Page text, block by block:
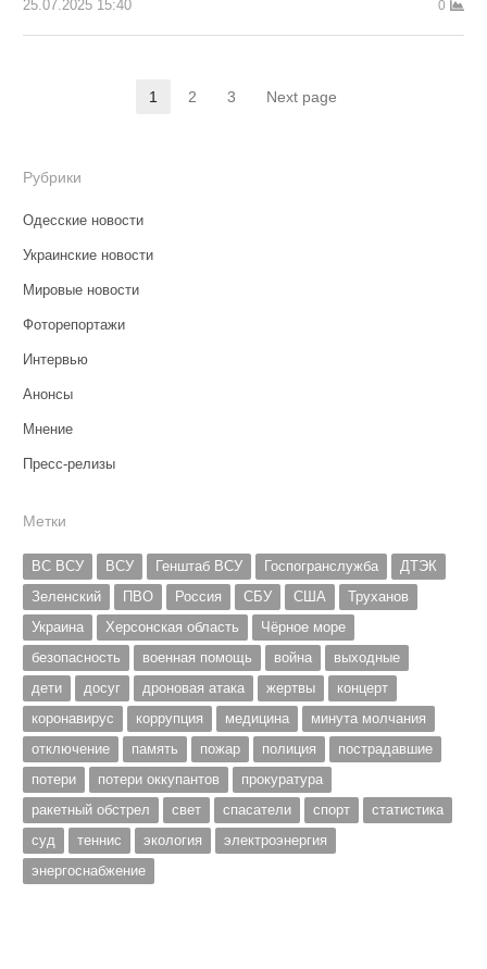
25.07.2025 15:40 0
записям
Страница
1 Страница
2 Страница
3 Next page
Рубрики
Одесские новости
Украинские новости
Мировые новости
Фоторепортажи
Интервью
Анонсы
Мнение
Пресс-релизы
Метки
ВС ВСУ ВСУ Генштаб ВСУ Госпогранслужба
ДТЭК
Зеленский
ПВО Россия СБУ США
Труханов
Украина
Херсонская область
Чёрное море
безопасность
военная помощь война
выходные
дети
досуг дроновая атака жертвы
концерт
коронавирус
коррупция медицина
минута молчания
отключение
память пожар полиция
пострадавшие
потери
потери оккупантов
прокуратура
ракетный обстрел
свет спасатели спорт
статистика
суд
теннис экология
электроэнергия
энергоснабжение